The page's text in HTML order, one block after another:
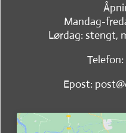
Mandag-
Lørdag: stengt,
Telefon:
Epost: